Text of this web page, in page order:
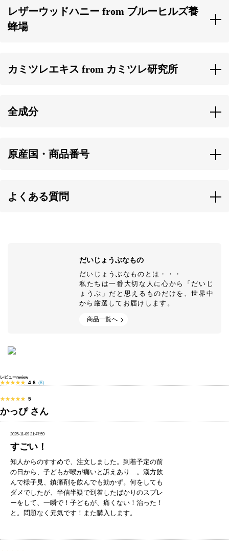
・体が大切な妊婦さん
・２歳以上のキッズ
ご使用前によく振ってからキャップを外し、お口にスプレーしてお召
し上がりください。
レザーウッドハニー from ブルーヒルズ養
蜂場
風味や栄養素を損なわない低温抽出にこだわっています。
カミツレエキス from カミツレ研究所
独自の非加熱製法で、手間と時間をかけて抽出されています。
全成分
果⽪油、カミツレ花・葉・茎エキス、有機セイヨウノコギリソ ウエキ
ス、有機マーシュマロウ根エキス、有機エキナセアエキス、有機オリ
味料（ステビア、カンゾウ）、⾹⾟料抽出物
原産国・商品番号
オーストラリア
よくある質問
本商品のアルコール使用量はごわずかになっておりますので授乳中、
妊娠中の方でも問題なくご使用いただけます。
ただ、妊娠中や授乳中は体調不良や香りで気分が悪くなる場合も考え
られますので体調に合わせてご使用ください。
だいじょうぶなもの
だいじょうぶなものとは・・・
私たちは一番大切な人に心から「だいじ
ょうぶ」だと思えるものだけを、世界中
から厳選してお届けします。
商品一覧へ
レビューreview
★★★★★
★★★★★ 4.6 (8)
★★★★★
★★★★★ 5
かっぴ さん
2025-11-09 21:47:59
すごい！
知人からのすすめで、注文しました。到着予定の前
の日から、子どもが喉が痛いと訴えあり…。漢方飲
んで様子見、鎮痛剤を飲んでも効かず。何をしても
ダメでしたが、半信半疑で到着したばかりのスプレ
ーをして、一瞬で！子どもが、痛くない！治った！
と。問題なく元気です！また購入します。